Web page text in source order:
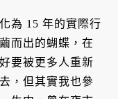
為 15 年的實際行
而出的蝴蝶，在
要被更多人重新
，但其實我也參